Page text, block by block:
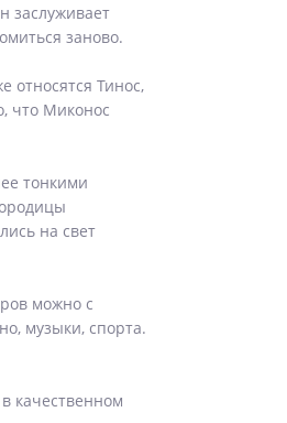
заслуживает
заново.
относятся Тинос,
что Миконос
тонкими
на свет
можно с
музыки, спорта.
качественном